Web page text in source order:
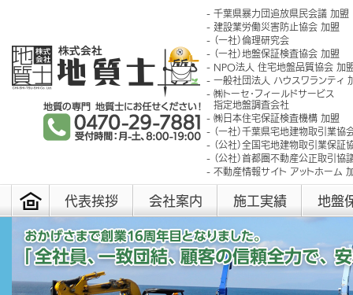
千葉県暴力団追放県民会議 加盟
建設業労働災害防止協会 加盟
（一社）倫理研究会
（一社）地盤保証検査協会 加盟
NPO法人 住宅地盤品質協会 加
一般社団法人 ハウスワランティ
㈱トーセ･フィールドサービス
指定地盤調査会社
㈱日本住宅保証検査機構 加盟
（一社）千葉県宅地建物取引業協
（公社）全国宅地建物取引業保証
（公社）首都圏不動産公正取引協
不動産情報サイト アットホーム
代表挨拶 会社案内 施工実績 地盤